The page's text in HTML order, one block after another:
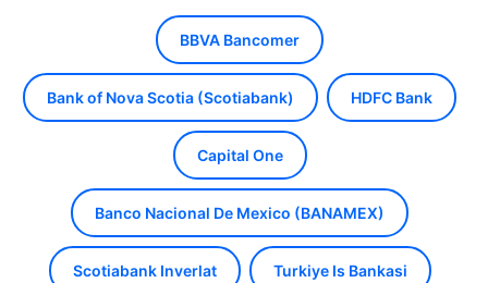
BBVA Bancomer
Bank of Nova Scotia (Scotiabank) HDFC Bank
Capital One
Banco Nacional De Mexico (BANAMEX)
Scotiabank Inverlat Turkiye Is Bankasi